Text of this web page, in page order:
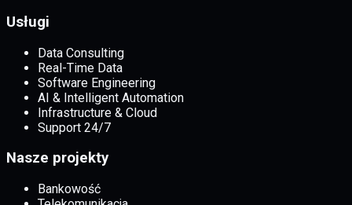
Usługi
Data Consulting
Real-Time Data
Software Engineering
AI & Intelligent Automation
Infrastructure & Cloud
Support 24/7
Nasze projekty
Bankowość